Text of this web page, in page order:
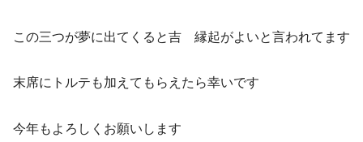
この三つが夢に出てくると吉 縁起がよいと言われてます
末席にトルテも加えてもらえたら幸いです
今年もよろしくお願いします